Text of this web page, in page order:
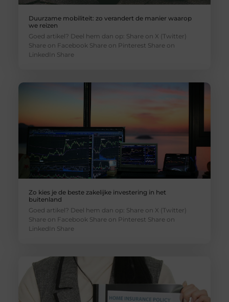
Duurzame mobiliteit: zo verandert de manier waarop
we reizen
Goed artikel? Deel hem dan op: Share on X (Twitter)
Share on Facebook Share on Pinterest Share on
LinkedIn Share
Zo kies je de beste zakelijke investering in het
buitenland
Goed artikel? Deel hem dan op: Share on X (Twitter)
Share on Facebook Share on Pinterest Share on
LinkedIn Share